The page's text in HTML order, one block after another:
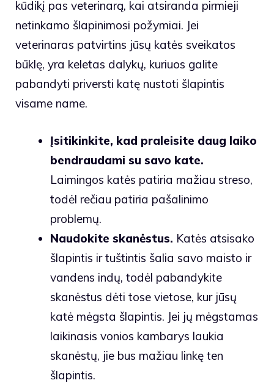
kūdikį pas veterinarą, kai atsiranda pirmieji
netinkamo šlapinimosi požymiai. Jei
veterinaras patvirtins jūsų katės sveikatos
būklę, yra keletas dalykų, kuriuos galite
pabandyti priversti katę nustoti šlapintis
visame name.
Įsitikinkite, kad praleisite daug laiko
bendraudami su savo kate.
Laimingos katės patiria mažiau streso,
todėl rečiau patiria pašalinimo
problemų.
Naudokite skanėstus. Katės atsisako
šlapintis ir tuštintis šalia savo maisto ir
vandens indų, todėl pabandykite
skanėstus dėti tose vietose, kur jūsų
katė mėgsta šlapintis. Jei jų mėgstamas
laikinasis vonios kambarys laukia
skanėstų, jie bus mažiau linkę ten
šlapintis.